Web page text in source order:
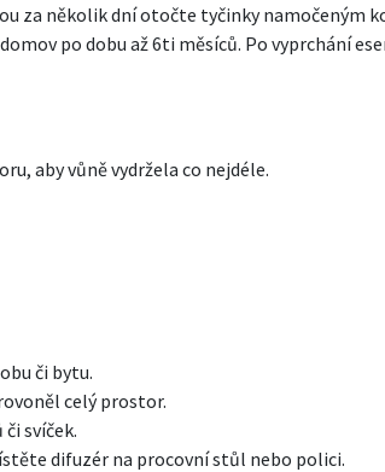
několik dní otočte tyčinky namočeným
po dobu až 6ti měsíců. Po vyprchání
aby vůně vydržela co nejdéle.
či bytu.
celý prostor.
svíček.
difuzér na procovní stůl nebo polici.